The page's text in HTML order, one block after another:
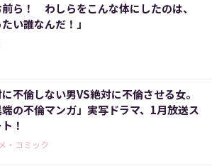
前ら！ わしらをこんな体にしたのは、
い誰なんだ！」
不倫しない男VS絶対に不倫させる女。
端の不倫マンガ」実写ドラマ、1月放送ス
！
・コミック